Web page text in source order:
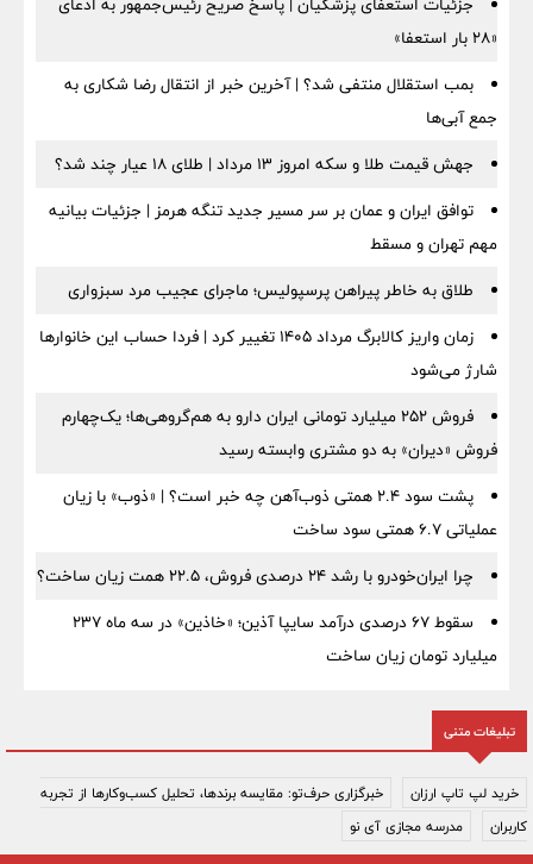
«۲۸ بار استعفا»
بمب استقلال منتفی شد؟ | آخرین خبر از انتقال رضا شکاری به
جمع آبی‌ها
جهش قیمت طلا و سکه امروز ۱۳ مرداد | طلای ۱۸ عیار چند شد؟
توافق ایران و عمان بر سر مسیر جدید تنگه هرمز | جزئیات بیانیه
مهم تهران و مسقط
طلاق به خاطر پیراهن پرسپولیس؛ ماجرای عجیب مرد سبزواری
زمان واریز کالابرگ مرداد ۱۴۰۵ تغییر کرد | فردا حساب این خانوارها
شارژ می‌شود
فروش ۲۵۲ میلیارد تومانی ایران دارو به هم‌گروهی‌ها؛ یک‌چهارم
فروش «دیران» به دو مشتری وابسته رسید
پشت سود ۲.۴ همتی ذوب‌آهن چه خبر است؟ | «ذوب» با زیان
عملیاتی ۶.۷ همتی سود ساخت
چرا ایران‌خودرو با رشد ۲۴ درصدی فروش، ۲۲.۵ همت زیان ساخت؟
سقوط ۶۷ درصدی درآمد سایپا آذین؛ «خاذین» در سه ماه ۲۳۷
میلیارد تومان زیان ساخت
تبلیغات متنی
خرید لپ تاپ ارزان
خبرگزاری حرف‌تو: مقایسه برندها، تحلیل کسب‌وکارها از تجربه
کاربران
مدرسه مجازی آی نو